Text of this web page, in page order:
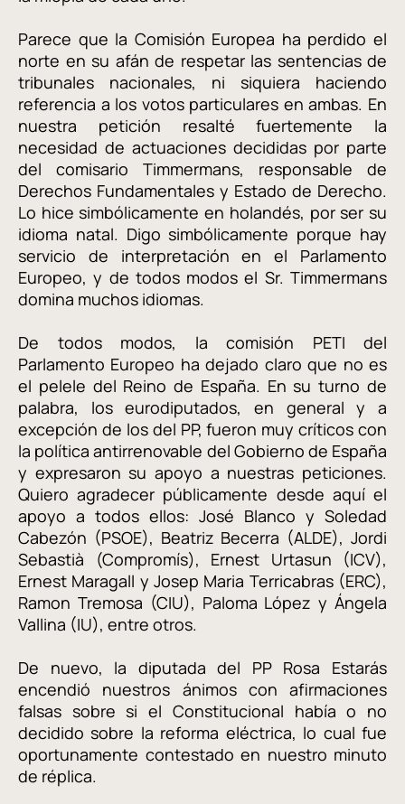
Parece que la Comisión Europea ha perdido el
norte en su afán de respetar las sentencias de
tribunales nacionales, ni siquiera haciendo
referencia a los votos particulares en ambas. En
nuestra petición resalté fuertemente la
necesidad de actuaciones decididas por parte
del comisario Timmermans, responsable de
Derechos Fundamentales y Estado de Derecho.
Lo hice simbólicamente en holandés, por ser su
idioma natal. Digo simbólicamente porque hay
servicio de interpretación en el Parlamento
Europeo, y de todos modos el Sr. Timmermans
domina muchos idiomas.
De todos modos, la comisión PETI del
Parlamento Europeo ha dejado claro que no es
el pelele del Reino de España. En su turno de
palabra, los eurodiputados, en general y a
excepción de los del PP, fueron muy críticos con
la política antirrenovable del Gobierno de España
y expresaron su apoyo a nuestras peticiones.
Quiero agradecer públicamente desde aquí el
apoyo a todos ellos: José Blanco y Soledad
Cabezón (PSOE), Beatriz Becerra (ALDE), Jordi
Sebastià (Compromís), Ernest Urtasun (ICV),
Ernest Maragall y Josep Maria Terricabras (ERC),
Ramon Tremosa (CIU), Paloma López y Ángela
Vallina (IU), entre otros.
De nuevo, la diputada del PP Rosa Estarás
encendió nuestros ánimos con afirmaciones
falsas sobre si el Constitucional había o no
decidido sobre la reforma eléctrica, lo cual fue
oportunamente contestado en nuestro minuto
de réplica.